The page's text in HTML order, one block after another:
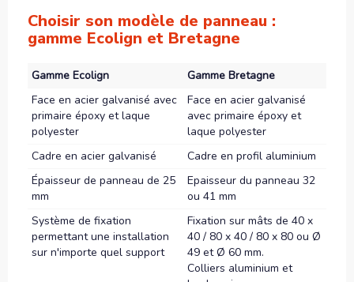
Choisir son modèle de panneau :
gamme Ecolign et Bretagne
Gamme Ecolign
Gamme Bretagne
Face en acier galvanisé avec
primaire époxy et laque
polyester
Face en acier galvanisé
avec primaire époxy et
laque polyester
Cadre en acier galvanisé
Cadre en profil aluminium
Épaisseur de panneau de 25
mm
Epaisseur du panneau 32
ou 41 mm
Système de fixation
permettant une installation
sur n'importe quel support
Fixation sur mâts de 40 x
40 / 80 x 40 / 80 x 80 ou Ø
49 et Ø 60 mm.
Colliers aluminium et